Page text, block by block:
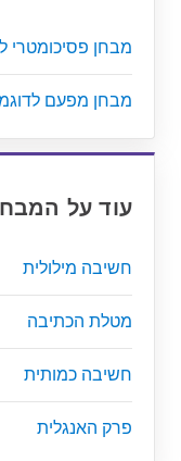
מבחן פסיכומטרי
מבחן מפעם
עוד על
חשיבה מילולית
מטלת הכתיבה
חשיבה כמותית
פרק האנגלית